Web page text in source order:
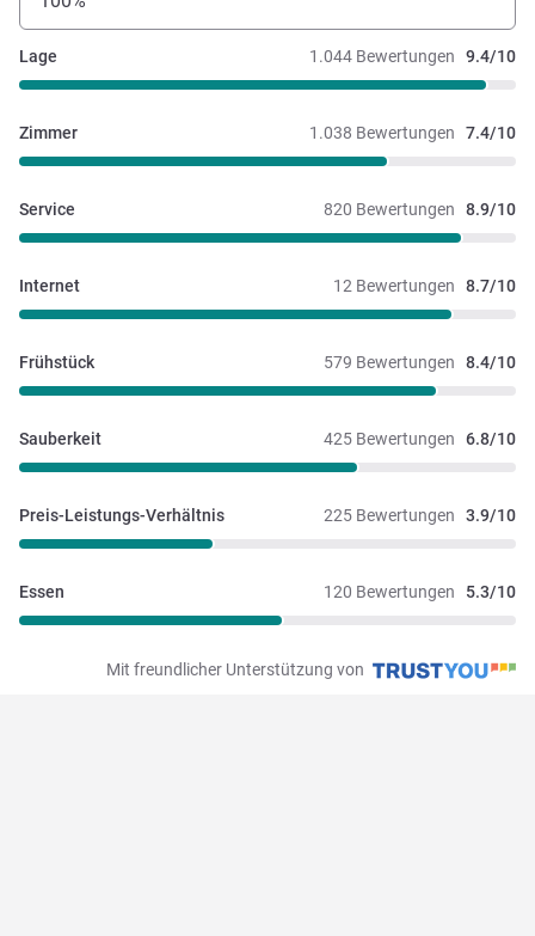
1.044 Bewertungen 9.4/10
Lage
1.038 Bewertungen 7.4/10
Zimmer
820 Bewertungen 8.9/10
Service
12 Bewertungen 8.7/10
Internet
579 Bewertungen 8.4/10
Frühstück
425 Bewertungen 6.8/10
Sauberkeit
225 Bewertungen 3.9/10
Preis-Leistungs-Verhältnis
120 Bewertungen 5.3/10
Essen
Mit freundlicher Unterstützung von